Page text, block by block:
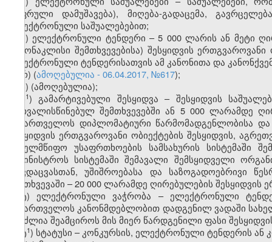
ციფრული დამუშავება), მიღება-გადაცემა,
ელექტრონული საშუალებებით;
ჟ) ელექტრონული ტენდერი – 5 000 ლარის ან მეტი
გამონაკლისი შემთხვევებისა) შესყიდვის
ელექტრონული ტენდერისათვის ამ კანონითა და
რ) (ამოღებულია - 06.04.2017, №617);
ს) (ამოღებულია);
​1) გამარტივებული შესყიდვა – შესყიდვის
გათვალისწინებულ შემთხვევებში ან 5 000 ლარამდე
საქართველოს დიპლომატიური წარმომადგენლობისა
შესყიდვის ერთგვაროვანი ობიექტების შესყიდვის,
სახელმწიფო უსაფრთხოების სამსახურის სისტემაში
სამინისტროს სისტემაში შემავალი შემსყიდველი
თავდაცვასთან, უშიშროებასა და საზოგადოებრივი
შემთხვევაში – 20 000 ლარამდე ღირებულების
ტ) ელექტრონული ვაჭრობა – ელექტრონული
საქართველოს კანონმდებლობით დადგენილ ვადაში
შეუძლია შეამციროს მის მიერ წარდგენილი ფასი
ტ​1) სტატუსი – კონკურსის, ელექტრონული ტენდერის